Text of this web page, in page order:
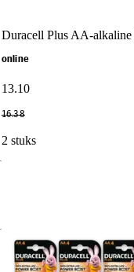
Duracell Plus AA-
online
13.10
16.38
2 stuks